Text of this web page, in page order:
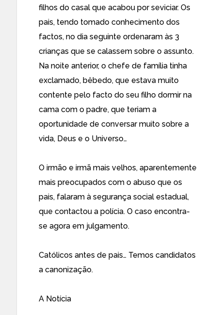
filhos do casal que acabou por seviciar. Os
pais, tendo tomado conhecimento dos
factos, no dia seguinte ordenaram às 3
crianças que se calassem sobre o assunto.
Na noite anterior, o chefe de família tinha
exclamado, bêbedo, que estava muito
contente pelo facto do seu filho dormir na
cama com o padre, que teriam a
oportunidade de conversar muito sobre a
vida, Deus e o Universo…
O irmão e irmã mais velhos, aparentemente
mais preocupados com o abuso que os
pais, falaram à segurança social estadual,
que contactou a polícia. O caso encontra-
se agora em julgamento.
Católicos antes de pais… Temos candidatos
a canonização.
A Notícia